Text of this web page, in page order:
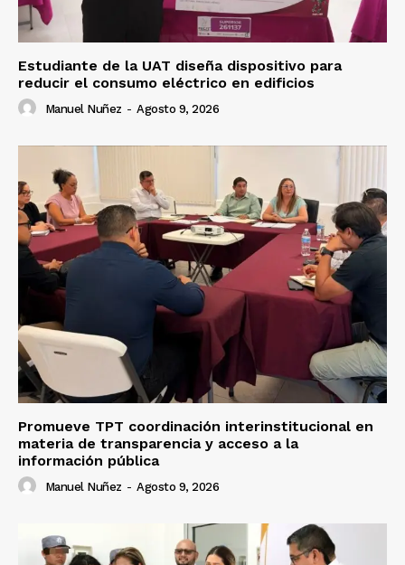
Estudiante de la UAT diseña dispositivo para
reducir el consumo eléctrico en edificios
Manuel Nuñez - Agosto 9, 2026
Promueve TPT coordinación interinstitucional en
materia de transparencia y acceso a la
información pública
Manuel Nuñez - Agosto 9, 2026